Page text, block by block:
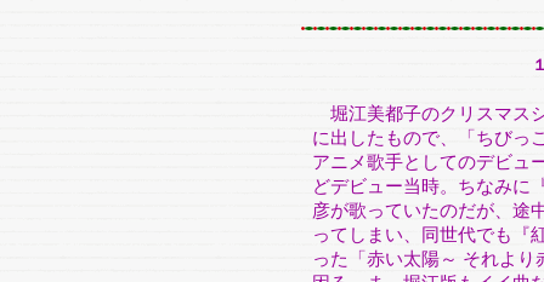
堀江美都子のクリスマス
に出したもので、「ちびっ
アニメ歌手としてのデビュ
どデビュー当時。ちなみに
彦が歌っていたのだが、途
ってしまい、同世代でも『
った「赤い太陽～ それよ